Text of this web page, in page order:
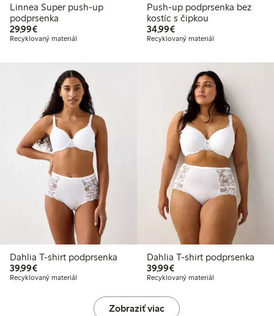
Linnea Super push-up
podprsenka
29,99€29,99 €
Recyklovaný materiál
Push-up podprsenka bez
kostíc s čipkou
34,99€34,99 €
Recyklovaný materiál
Dahlia T-shirt podprsenka
39,99€39,99 €
Recyklovaný materiál
Dahlia T-shirt podprsenka
39,99€39,99 €
Recyklovaný materiál
Zobraziť viac